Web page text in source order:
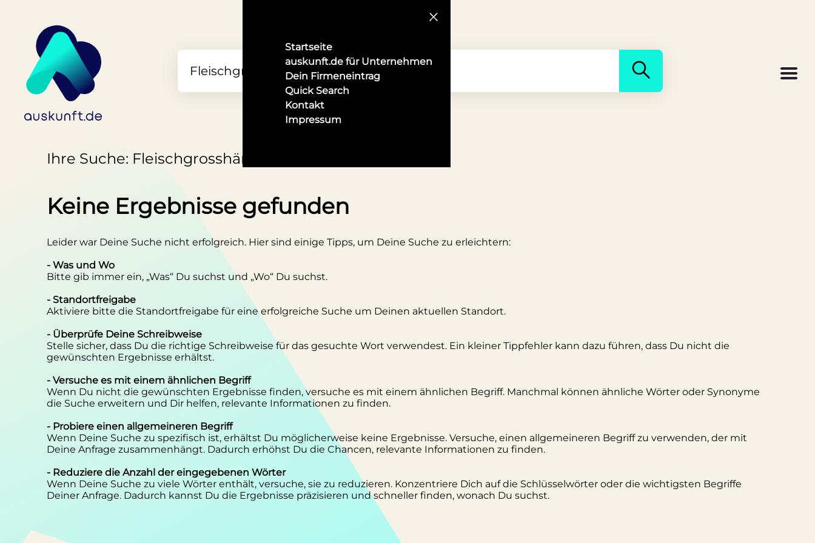
Startseite
auskunft.de für Unternehmen
Dein Firmeneintrag
Quick Search
Kontakt
Impressum
Ihre Suche: Fleischgrosshändler in Reutlingen
Keine Ergebnisse gefunden
Leider war Deine Suche nicht erfolgreich. Hier sind einige Tipps, um Deine Suche zu erleichtern:
- Was und Wo
Bitte gib immer ein, „Was“ Du suchst und „Wo“ Du suchst.
- Standortfreigabe
Aktiviere bitte die Standortfreigabe für eine erfolgreiche Suche um Deinen aktuellen Standort.
- Überprüfe Deine Schreibweise
Stelle sicher, dass Du die richtige Schreibweise für das gesuchte Wort verwendest. Ein kleiner Tippfehler kann dazu führen, dass Du nicht die
gewünschten Ergebnisse erhältst.
- Versuche es mit einem ähnlichen Begriff
Wenn Du nicht die gewünschten Ergebnisse finden, versuche es mit einem ähnlichen Begriff. Manchmal können ähnliche Wörter oder Synonyme
die Suche erweitern und Dir helfen, relevante Informationen zu finden.
- Probiere einen allgemeineren Begriff
Wenn Deine Suche zu spezifisch ist, erhältst Du möglicherweise keine Ergebnisse. Versuche, einen allgemeineren Begriff zu verwenden, der mit
Deine Anfrage zusammenhängt. Dadurch erhöhst Du die Chancen, relevante Informationen zu finden.
- Reduziere die Anzahl der eingegebenen Wörter
Wenn Deine Suche zu viele Wörter enthält, versuche, sie zu reduzieren. Konzentriere Dich auf die Schlüsselwörter oder die wichtigsten Begriffe
Deiner Anfrage. Dadurch kannst Du die Ergebnisse präzisieren und schneller finden, wonach Du suchst.